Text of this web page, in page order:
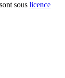
sous licence